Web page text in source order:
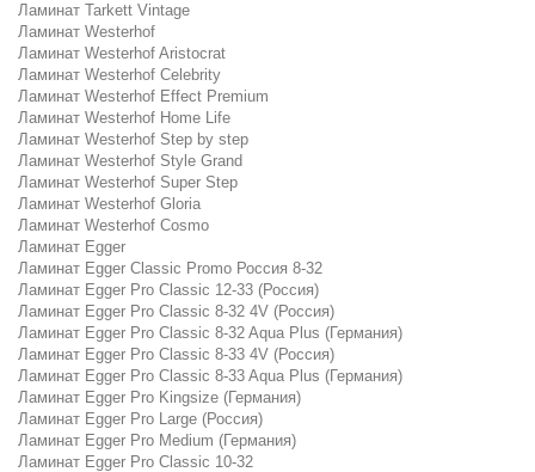
Ламинат Tarkett Vintage
Ламинат Westerhof
Ламинат Westerhof Aristocrat
Ламинат Westerhof Celebrity
Ламинат Westerhof Effect Premium
Ламинат Westerhof Home Life
Ламинат Westerhof Step by step
Ламинат Westerhof Style Grand
Ламинат Westerhof Super Step
Ламинат Westerhof Gloria
Ламинат Westerhof Cosmo
Ламинат Egger
Ламинат Egger Classic Promo Россия 8-32
Ламинат Egger Pro Classic 12-33 (Россия)
Ламинат Egger Pro Classic 8-32 4V (Россия)
Ламинат Egger Pro Classic 8-32 Aqua Plus (Германия)
Ламинат Egger Pro Classic 8-33 4V (Россия)
Ламинат Egger Pro Classic 8-33 Aqua Plus (Германия)
Ламинат Egger Pro Kingsize (Германия)
Ламинат Egger Pro Large (Россия)
Ламинат Egger Pro Medium (Германия)
Ламинат Egger Pro Classic 10-32